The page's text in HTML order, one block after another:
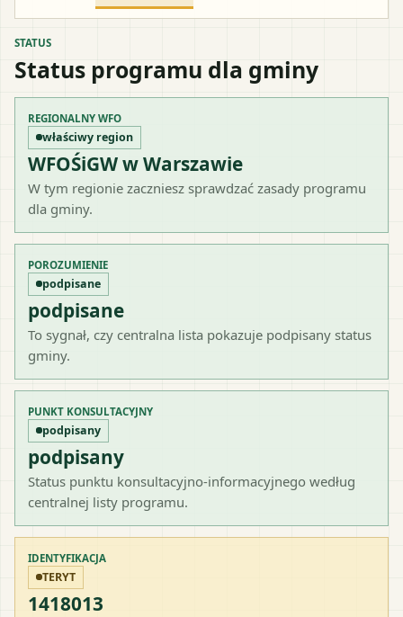
STATUS
Status programu dla gminy
REGIONALNY WFO
właściwy region
WFOŚiGW w Warszawie
W tym regionie zaczniesz sprawdzać zasady programu
dla gminy.
POROZUMIENIE
podpisane
podpisane
To sygnał, czy centralna lista pokazuje podpisany status
gminy.
PUNKT KONSULTACYJNY
podpisany
podpisany
Status punktu konsultacyjno-informacyjnego według
centralnej listy programu.
IDENTYFIKACJA
TERYT
1418013